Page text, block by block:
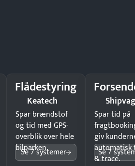
Flådestyring
Keatech
Spar brændstof
og tid med GPS-
overblik over hele
bilparken.
Se 7 systemer
Spar tid på
giv
automatisk
& trace.
Se 7